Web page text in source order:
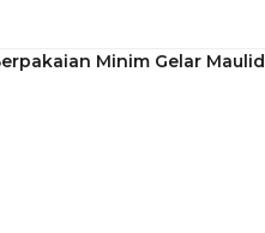
Minim Gelar Maulid